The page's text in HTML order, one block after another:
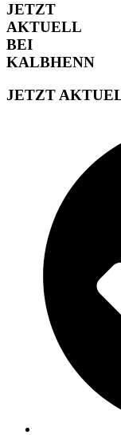
JETZT
AKTUELL
BEI
KALBHENN
JETZT